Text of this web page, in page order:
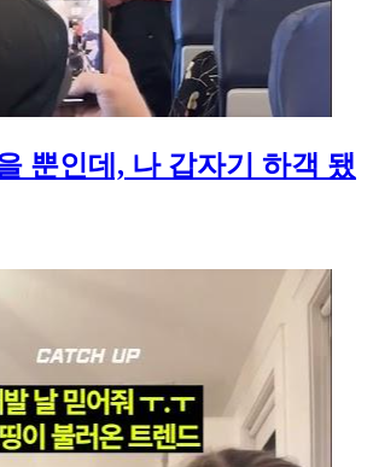
뿐인데, 나 갑자기 하객 됐